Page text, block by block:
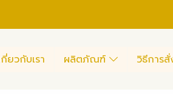
กี่ยวกับเรา ผลิตภัณฑ์ วิธีการ